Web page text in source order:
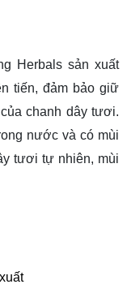
Herbals sản xuất
tiến, đảm bảo giữ
chanh dây tươi.
nước và có mùi
tươi tự nhiên, mùi